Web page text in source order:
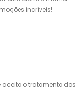
incríveis!
aceito o tratamento dos